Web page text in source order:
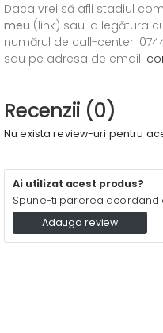
Daca vrei să afli stadiul
meu (link) sau ia legătura
numărul de call-center:
sau pe adresa de email:
Recenzii (0)
Nu exista review-uri pentru
Ai utilizat acest produs?
Spune-ti parerea acordand
Adauga review